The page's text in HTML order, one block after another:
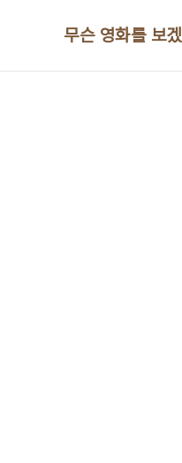
무슨 영화를 보